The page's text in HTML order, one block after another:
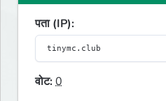
पता (IP):
वोट:0